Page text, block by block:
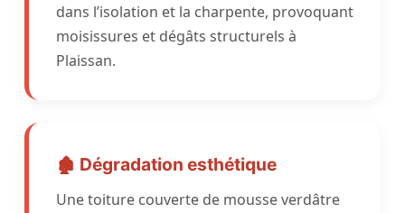
dans l’isolation et la charpente, provoquant
moisissures et dégâts structurels à
Plaissan.
🏚️ Dégradation esthétique
Une toiture couverte de mousse verdâtre